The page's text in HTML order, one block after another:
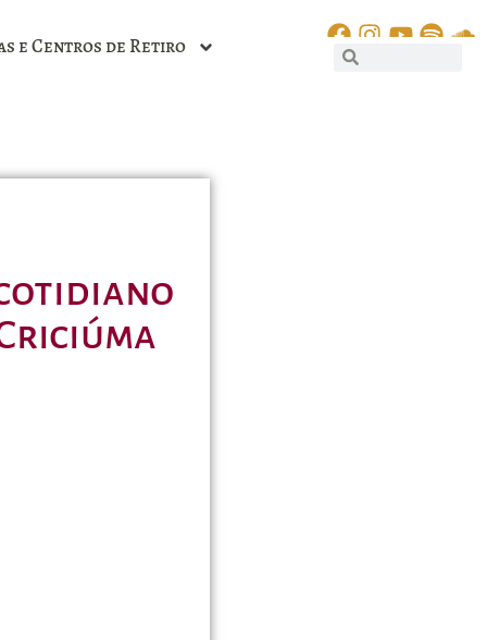
e Centros de Retiro